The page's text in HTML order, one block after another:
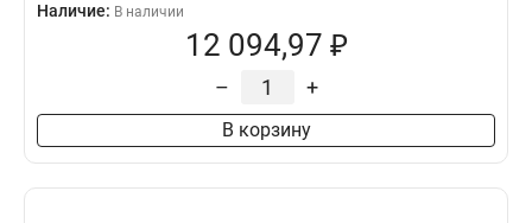
Наличие: В наличии
12 094,97 ₽
– +
В корзину